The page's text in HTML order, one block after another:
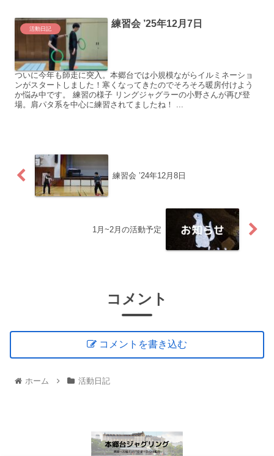
活動日記 練習会 ’25年12月7日
ついに今年も師走に突入。本郷台では小規模ながらイルミネーショ
ンがスタートしました！寒くなってきたのでそろそろ暖房付けよう
か悩み中です。 練習の様子 リングジャグラーの小野さんが再び登
場。肩パタ系を中心に練習されてましたね！ ...
練習会 ’24年12月8日
1月~2月の活動予定
コメント
コメントを書き込む
ホーム 活動日記